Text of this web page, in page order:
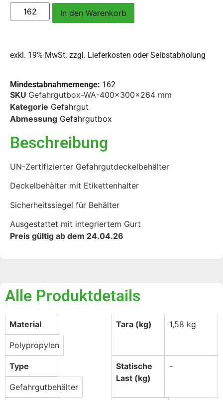
In den Warenkorb
exkl. 19% MwSt. zzgl. Lieferkosten oder Selbstabholung
Mindestabnahmemenge: 162
SKU Gefahrgutbox-WA-400x300x264 mm
Kategorie Gefahrgut
Abmessung Gefahrgutbox
Beschreibung
UN-Zertifizierter Gefahrgutdeckelbehälter
Deckelbehälter mit Etikettenhalter
Sicherheitssiegel für Behälter
Ausgestattet mit integriertem Gurt
Preis gültig ab dem 24.04.26
Alle Produktdetails
Material
Polypropylen
Tara (kg) 1,58 kg
Type
Gefahrgutbehälter
Statische
Last (kg)
-